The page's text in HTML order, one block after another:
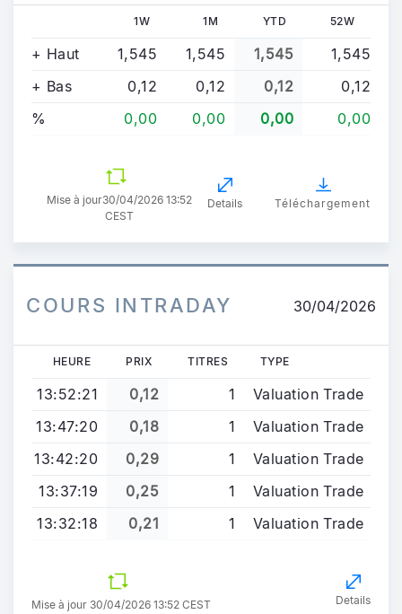
1W 1M YTD 52W
+ Haut 1,545 1,545 1,545
1,545
+ Bas
0,12 0,12 0,12
0,12
%
0,00 0,00 0,00 0,00
Mise à jour30/04/2026 13:52
CEST
Details Téléchargement
COURS INTRADAY 30/04/2026
HEURE PRIX TITRES TYPE
13:52:21 0,12 1
Valuation Trade
13:47:20
0,18 1
Valuation Trade
13:42:20
0,29 1
Valuation Trade
13:37:19
0,25 1
Valuation Trade
13:32:18
0,21 1 Valuation Trade
Mise à jour 30/04/2026 13:52 CEST Details